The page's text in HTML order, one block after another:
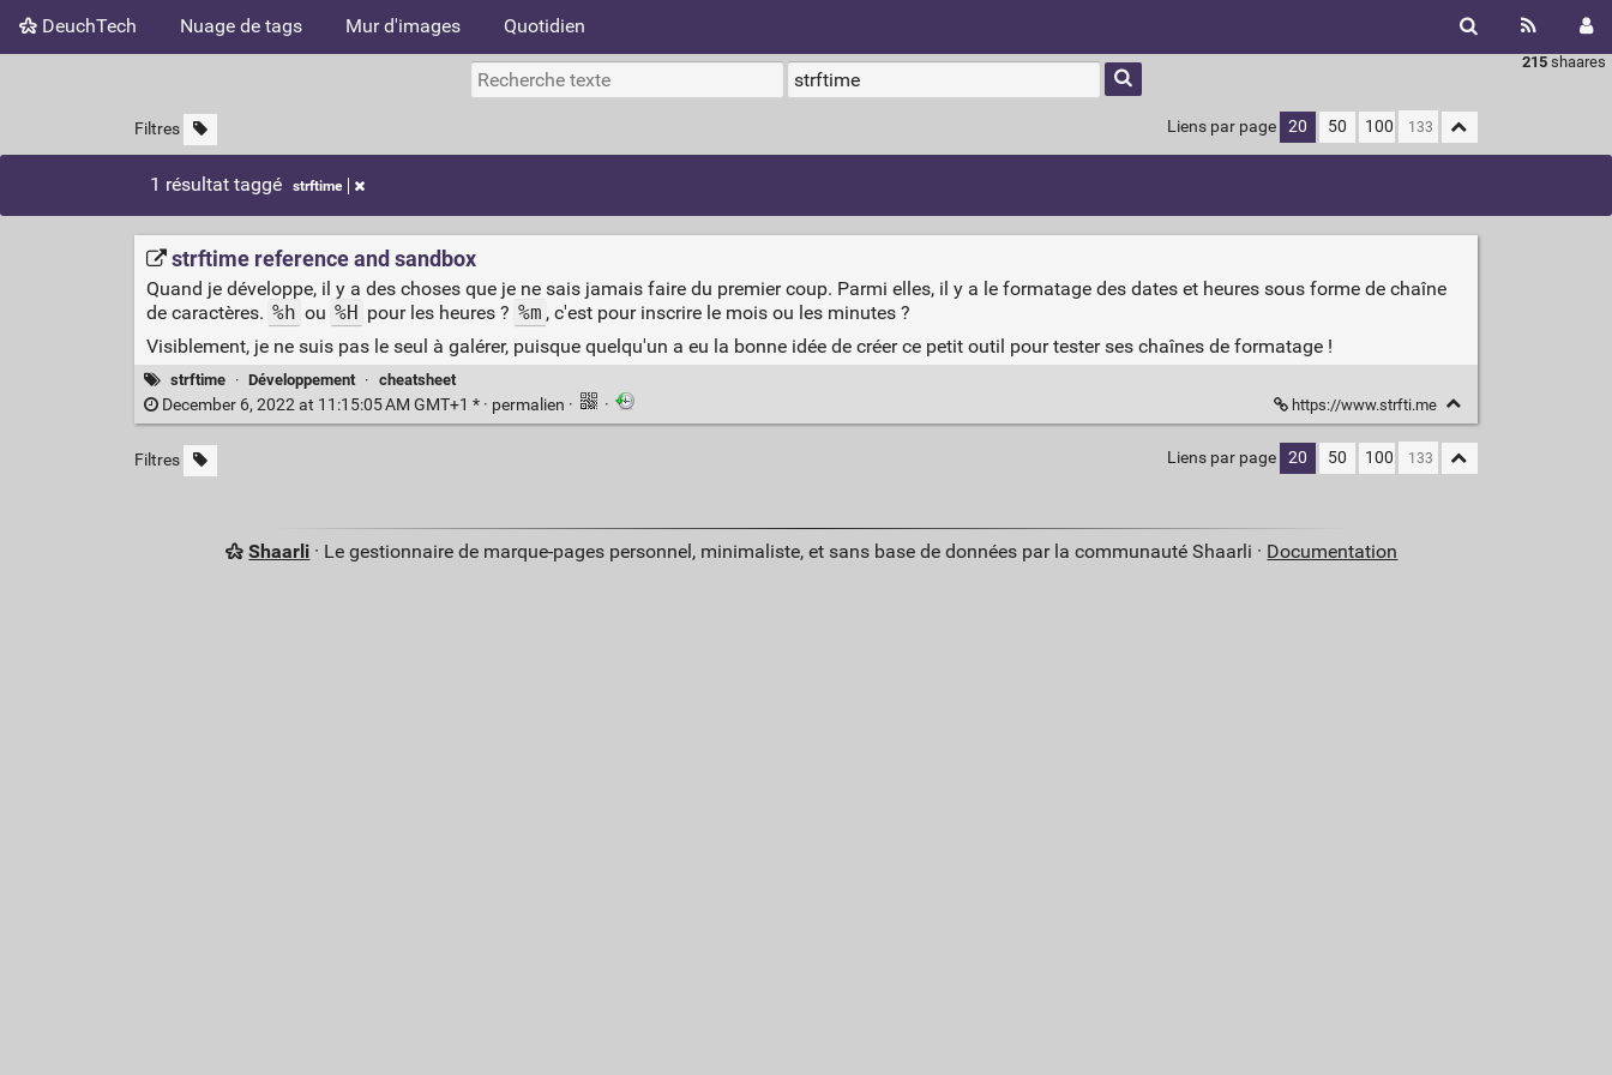
DeuchTech Nuage de tags Mur d'images Quotidien
215 shaares
Filtres Liens par page 20 50 100
1 résultat taggé strftime
strftime reference and sandbox
Quand je développe, il y a des choses que je ne sais jamais faire du premier coup. Parmi elles, il y a le formatage des dates et heures sous forme de chaîne
de caractères. %h ou %H pour les heures ? %m , c'est pour inscrire le mois ou les minutes ?
Visiblement, je ne suis pas le seul à galérer, puisque quelqu'un a eu la bonne idée de créer ce petit outil pour tester ses chaînes de formatage !
strftime · Développement · cheatsheet
December 6, 2022 at 11:15:05 AM GMT+1 * · permalien · · https://www.strfti.me
Filtres Liens par page 20 50 100
Shaarli · Le gestionnaire de marque-pages personnel, minimaliste, et sans base de données par la communauté Shaarli · Documentation